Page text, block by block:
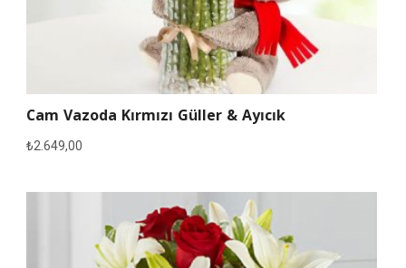
Cam Vazoda Kırmızı Güller & Ayıcık
₺2.649,00